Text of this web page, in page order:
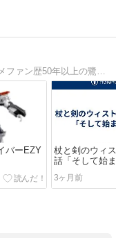
放送中のアニメ作品などについて、アニメファン歴50年以上の鷺がツッコミを交えた与太話。
バーEZY
杖と剣のウィ
話「そして始
3ヶ月前